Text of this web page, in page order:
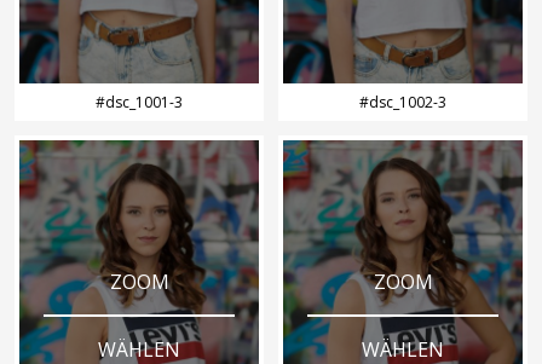
#dsc_1001-3 #dsc_1002-3
ZOOM
WÄHLEN
ZOOM
WÄHLEN